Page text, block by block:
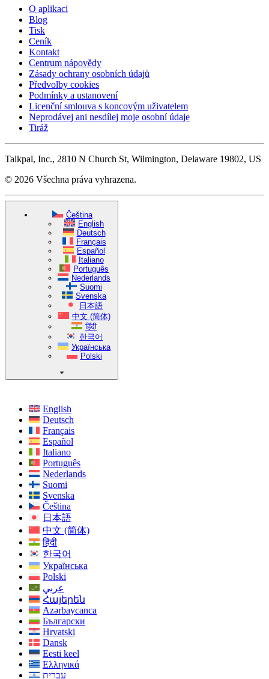
O aplikaci
Blog
Tisk
Ceník
Kontakt
Centrum nápovědy
Zásady ochrany osobních údajů
Předvolby cookies
Podmínky a ustanovení
Licenční smlouva s koncovým uživatelem
Neprodávej ani nesdílej moje osobní údaje
Tiráž
Talkpal, Inc., 2810 N Church St, Wilmington, Delaware 19802, US
© 2026 Všechna práva vyhrazena.
Čeština
English
Deutsch
Français
Español
Italiano
Português
Nederlands
Suomi
Svenska
日本語
中文 (简体)
हिंदी
한국어
Українська
Polski
English
Deutsch
Français
Español
Italiano
Português
Nederlands
Suomi
Svenska
Čeština
日本語
中文 (简体)
हिंदी
한국어
Українська
Polski
عربي
Հայերեն
Azərbaycanca
Български
Hrvatski
Dansk
Eesti keel
Ελληνικά
עִברִית